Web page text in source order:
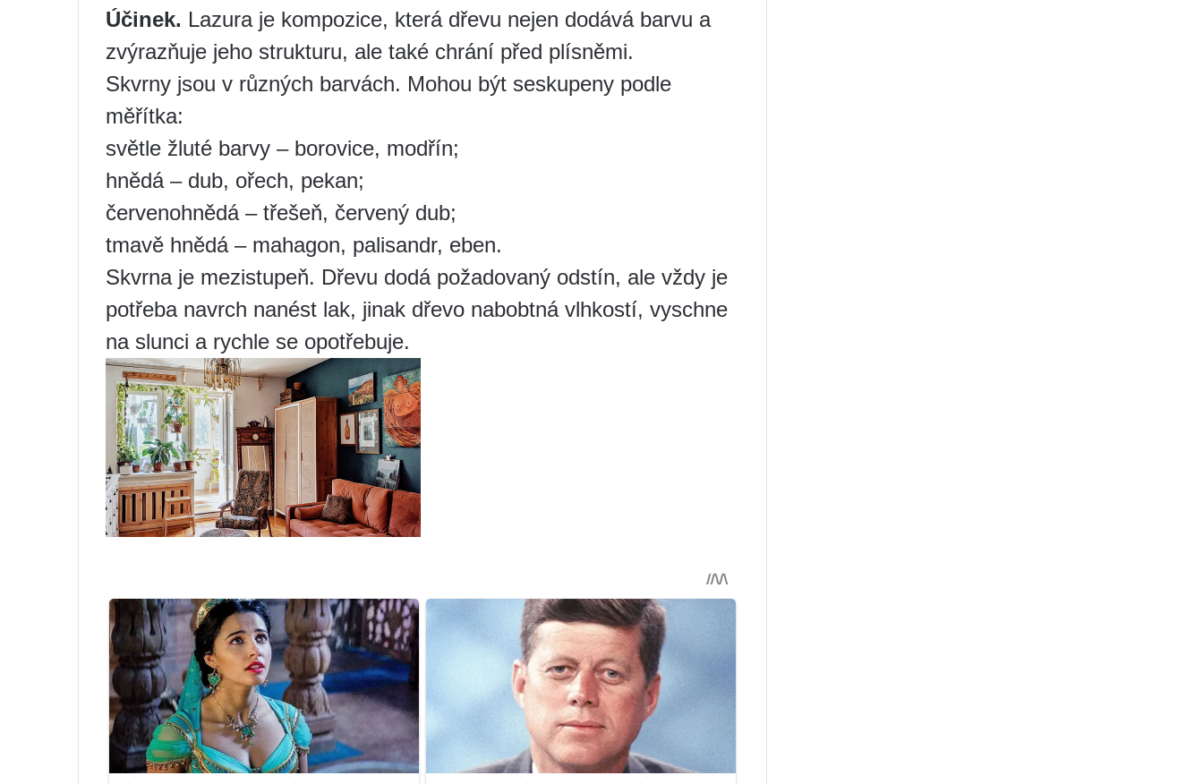
Účinek. Lazura je kompozice, která dřevu nejen dodává barvu a
zvýrazňuje jeho strukturu, ale také chrání před plísněmi.
Skvrny jsou v různých barvách. Mohou být seskupeny podle
měřítka:
světle žluté barvy – borovice, modřín;
hnědá – dub, ořech, pekan;
červenohnědá – třešeň, červený dub;
tmavě hnědá – mahagon, palisandr, eben.
Skvrna je mezistupeň. Dřevu dodá požadovaný odstín, ale vždy je
potřeba navrch nanést lak, jinak dřevo nabobtná vlhkostí, vyschne
na slunci a rychle se opotřebuje.